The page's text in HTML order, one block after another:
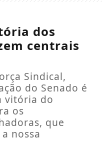
dos
centrais
Sindical,
do Senado é
vitória do
os
que
nossa